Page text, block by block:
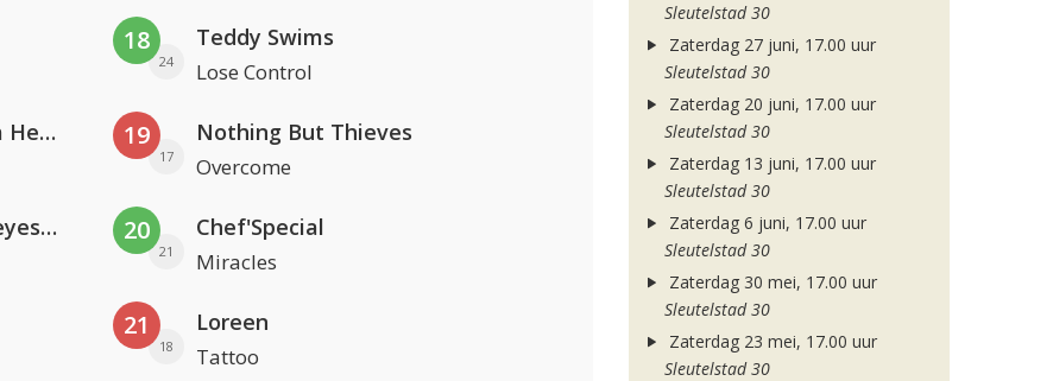
Nathan Dawe, Joel Corry & Ella Henderson
Kris Kross Amsterdam. Sofia Reyes & Tinie Tempah
18
24
Teddy Swims
Lose Control
19
17
Nothing But Thieves
Overcome
20
21
Chef'Special
Miracles
21
18
Loreen
Tattoo
Sleutelstad 30
Zaterdag 27 juni, 17.00 uur
Sleutelstad 30
Zaterdag 20 juni, 17.00 uur
Sleutelstad 30
Zaterdag 13 juni, 17.00 uur
Sleutelstad 30
Zaterdag 6 juni, 17.00 uur
Sleutelstad 30
Zaterdag 30 mei, 17.00 uur
Sleutelstad 30
Zaterdag 23 mei, 17.00 uur
Sleutelstad 30